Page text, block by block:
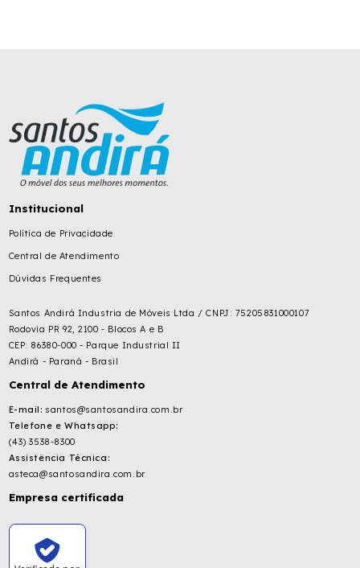
Institucional
Política de Privacidade
Central de Atendimento
Dúvidas Frequentes
Santos Andirá Industria de Móveis Ltda / CNPJ: 75205831000107
Rodovia PR 92, 2100 - Blocos A e B
CEP: 86380-000 - Parque Industrial II
Andirá - Paraná - Brasil
Central de Atendimento
E-mail: santos@santosandira.com.br
Telefone e Whatsapp:
(43) 3538-8300
Assistência Técnica:
asteca@santosandira.com.br
Empresa certificada